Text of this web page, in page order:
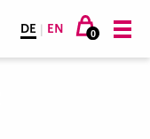
DE | EN 0